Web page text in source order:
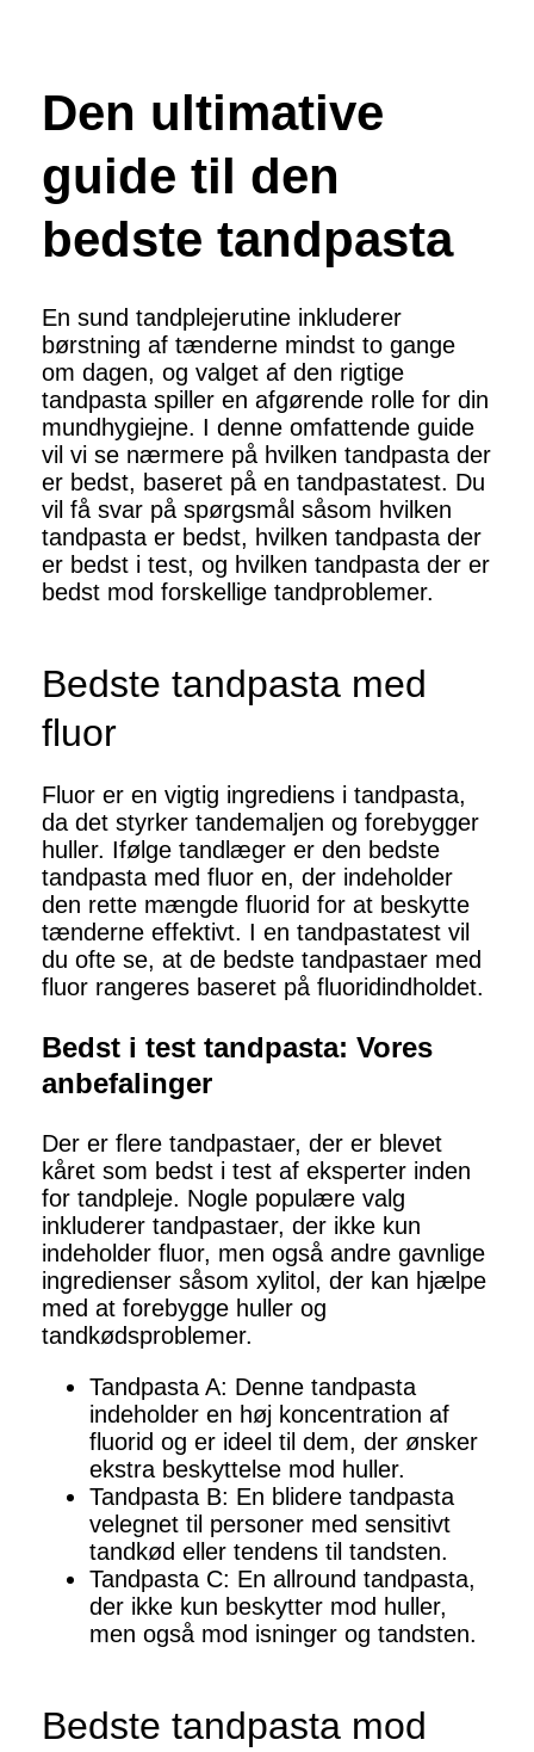
Den ultimative
guide til den
bedste tandpasta
En sund tandplejerutine inkluderer
børstning af tænderne mindst to gange
om dagen, og valget af den rigtige
tandpasta spiller en afgørende rolle for din
mundhygiejne. I denne omfattende guide
vil vi se nærmere på hvilken tandpasta der
er bedst, baseret på en tandpastatest. Du
vil få svar på spørgsmål såsom hvilken
tandpasta er bedst, hvilken tandpasta der
er bedst i test, og hvilken tandpasta der er
bedst mod forskellige tandproblemer.
Bedste tandpasta med
fluor
Fluor er en vigtig ingrediens i tandpasta,
da det styrker tandemaljen og forebygger
huller. Ifølge tandlæger er den bedste
tandpasta med fluor en, der indeholder
den rette mængde fluorid for at beskytte
tænderne effektivt. I en tandpastatest vil
du ofte se, at de bedste tandpastaer med
fluor rangeres baseret på fluoridindholdet.
Bedst i test tandpasta: Vores
anbefalinger
Der er flere tandpastaer, der er blevet
kåret som bedst i test af eksperter inden
for tandpleje. Nogle populære valg
inkluderer tandpastaer, der ikke kun
indeholder fluor, men også andre gavnlige
ingredienser såsom xylitol, der kan hjælpe
med at forebygge huller og
tandkødsproblemer.
Tandpasta A: Denne tandpasta
indeholder en høj koncentration af
fluorid og er ideel til dem, der ønsker
ekstra beskyttelse mod huller.
Tandpasta B: En blidere tandpasta
velegnet til personer med sensitivt
tandkød eller tendens til tandsten.
Tandpasta C: En allround tandpasta,
der ikke kun beskytter mod huller,
men også mod isninger og tandsten.
Bedste tandpasta mod